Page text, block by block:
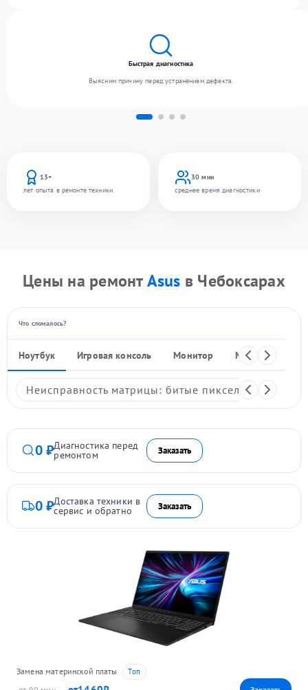
13+
лет опыта в ремонте техники
30 мин
среднее время диагностики
Быстрая диагностика
Выясним причину перед устранением дефекта.
Цены на ремонтAsus в Чебоксарах
Что сломалось?
Ноутбук Игровая консоль Монитор Моноблок
Неисправность матрицы: битые пиксели,
0 ₽Диагностика перед
ремонтом Заказать
0 ₽Доставка техники в
сервис и обратно Заказать
Замена материнской платы